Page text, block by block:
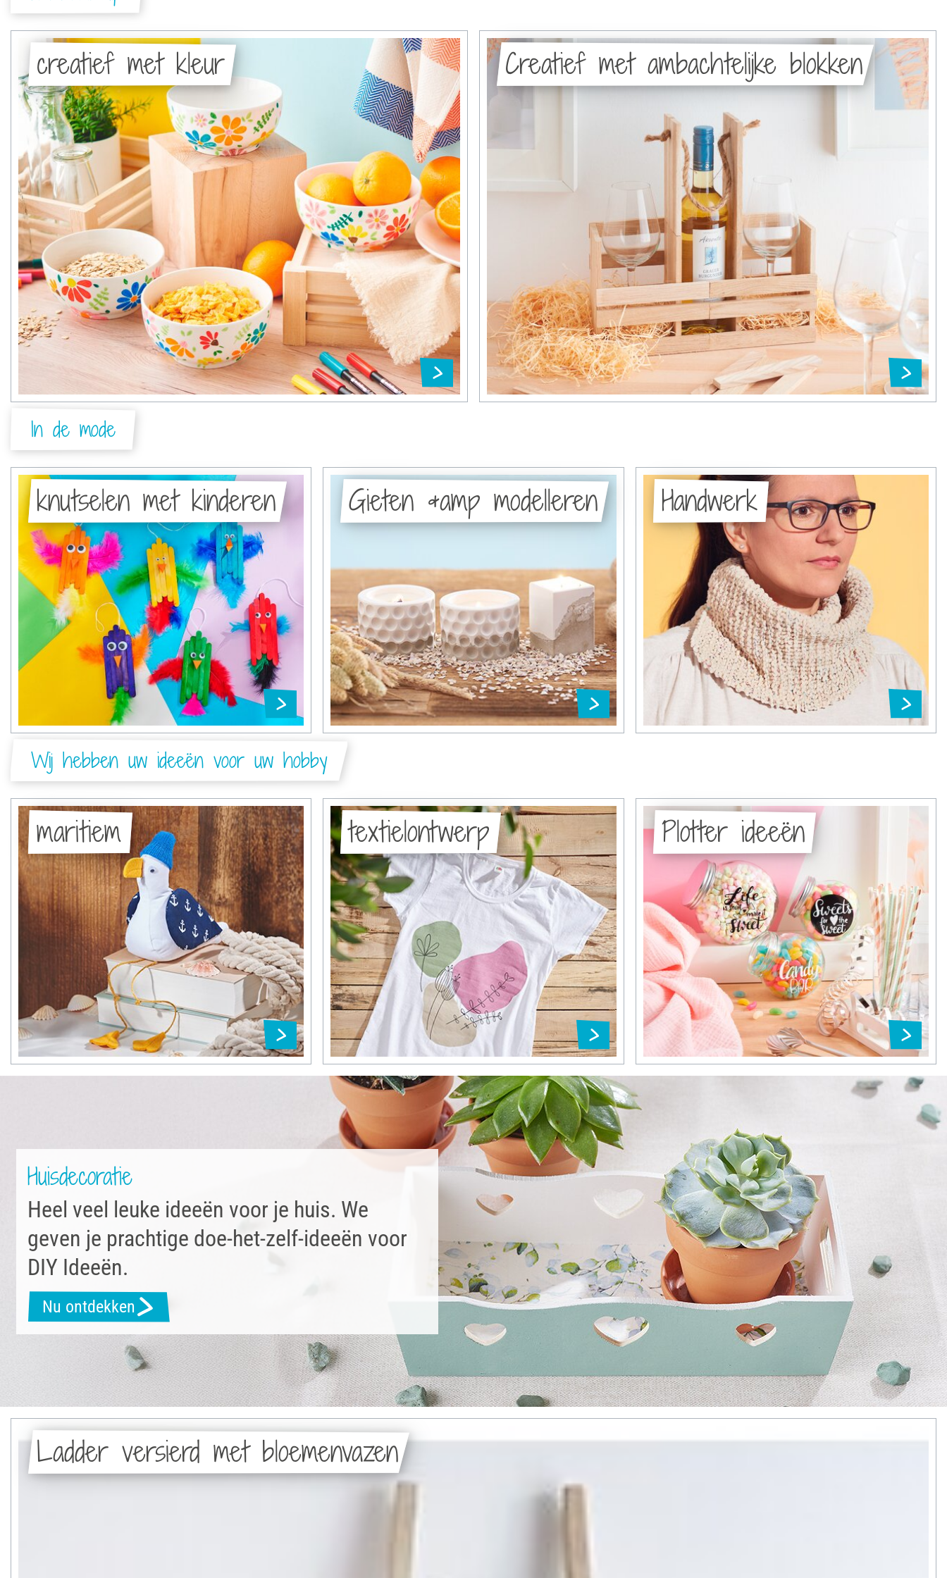
creatief met kleur Creatief met ambachtelijke blokken
In de mode
knutselen met kinderen Gieten &amp modelleren Handwerk
Wij hebben uw ideeën voor uw hobby
maritiem textielontwerp Plotter ideeën
Huisdecoratie
Heel veel leuke ideeën voor je huis. We
geven je prachtige doe-het-zelf-ideeën voor
DIY Ideeën.
Nu ontdekken
Ladder versierd met bloemenvazen